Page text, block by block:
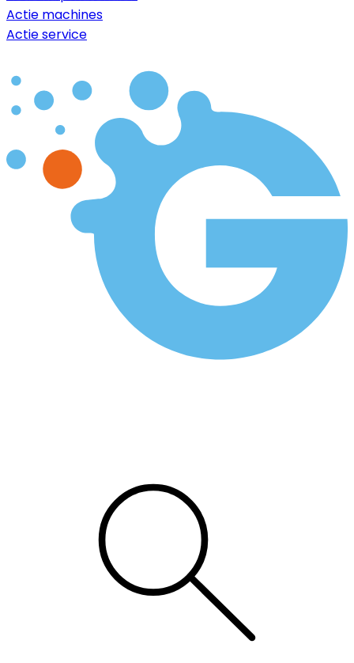
Actie machines
Actie service